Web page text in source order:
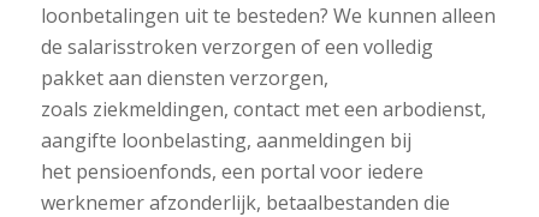
loonbetalingen uit te besteden? We kunnen alleen
de salarisstroken verzorgen of een volledig
pakket aan diensten verzorgen,
zoals ziekmeldingen, contact met een arbodienst,
aangifte loonbelasting, aanmeldingen bij
het pensioenfonds, een portal voor iedere
werknemer afzonderlijk, betaalbestanden die